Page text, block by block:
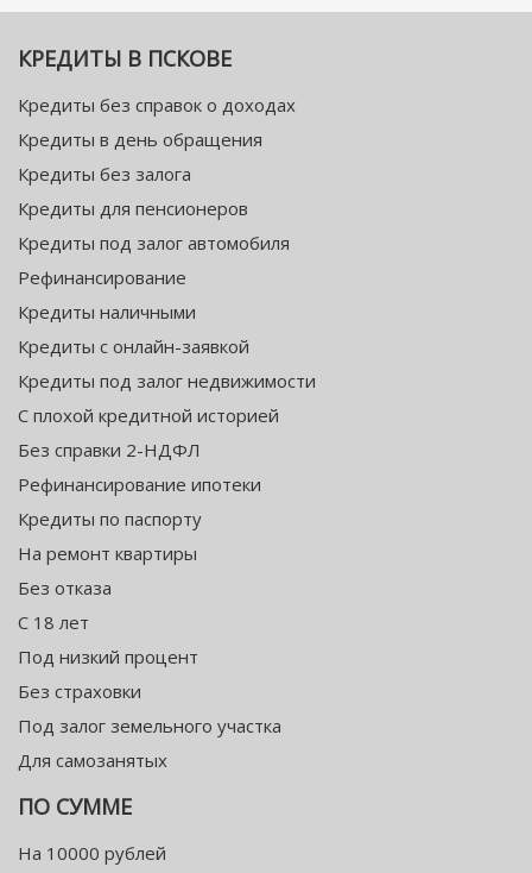
КРЕДИТЫ В ПСКОВЕ
Кредиты без справок о доходах
Кредиты в день обращения
Кредиты без залога
Кредиты для пенсионеров
Кредиты под залог автомобиля
Рефинансирование
Кредиты наличными
Кредиты с онлайн-заявкой
Кредиты под залог недвижимости
С плохой кредитной историей
Без справки 2-НДФЛ
Рефинансирование ипотеки
Кредиты по паспорту
На ремонт квартиры
Без отказа
С 18 лет
Под низкий процент
Без страховки
Под залог земельного участка
Для самозанятых
ПО СУММЕ
На 10000 рублей